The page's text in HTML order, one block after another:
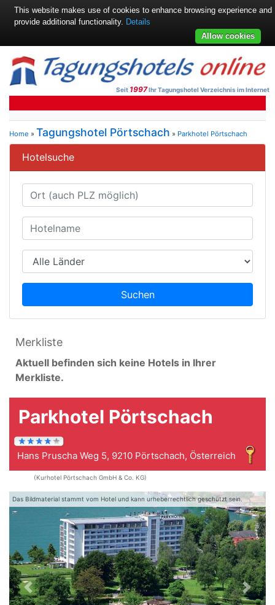
Seit 1997Ihr Tagungshotel Verzeichnis im Internet
Home » Tagungshotel Pörtschach » Parkhotel Pörtschach
Hotelsuche
Suchen
Merkliste
Aktuell befinden sich keine Hotels in Ihrer
Merkliste.
Parkhotel Pörtschach
Hans Pruscha Weg 5, 9210 Pörtschach, Österreich
(Kurhotel Pörtschach GmbH & Co. KG)
Das Bildmaterial stammt vom Hotel und kann urheberrechtlich geschützt sein.
Zurück
This website makes use of cookies to enhance browsing experience and
provide additional functionality. Details
Allow cookies